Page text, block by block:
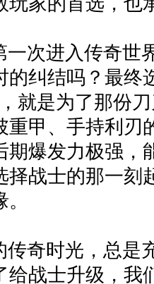
一次进入传奇世
的纠结吗？最终
就是为了那份
重甲、手持利刃
期爆发力极强，
择战士的那一刻
传奇时光，总是
给战士升级，我